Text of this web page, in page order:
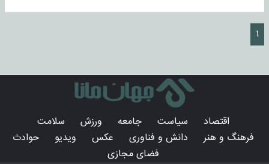
۱
اقتصاد سیاست جامعه ورزش
سلامت
فرهنگ و هنر
دانش و فناوری عکس ویدیو
حوادث
فضای مجازی